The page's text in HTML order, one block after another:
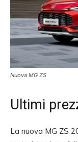
Nuova MG ZS
Ultimi
La nuova MG ZS